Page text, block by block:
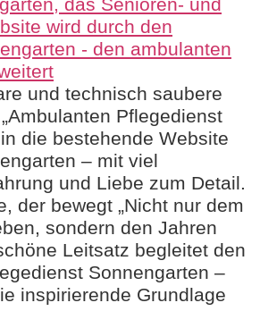
und technisch saubere
Pflegedienst
die bestehende Website
– mit viel
und Liebe zum Detail.
der bewegt „Nicht nur dem
sondern den Jahren
Leitsatz begleitet den
Sonnengarten –
inspirierende Grundlage